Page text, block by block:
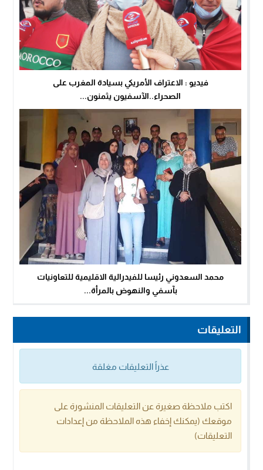
فيديو : الاعتراف الأمريكي بسيادة المغرب على
الصحراء..الآسفيون يثمنون...
محمد السعدوني رئيسا للفيدرالية الاقليمية للتعاونيات
بآسفي والنهوض بالمرأة...
التعليقات
عذراً التعليقات مغلقة
اكتب ملاحظة صغيرة عن التعليقات المنشورة على
موقعك (يمكنك إخفاء هذه الملاحظة من إعدادات
التعليقات)